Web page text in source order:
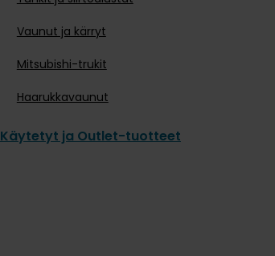
Vaunut ja kärryt
Mitsubishi-trukit
Haarukkavaunut
Käytetyt ja Outlet-tuotteet